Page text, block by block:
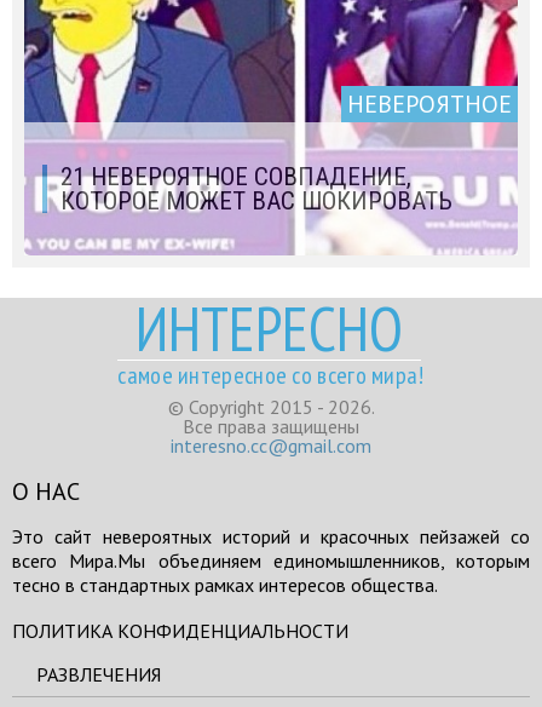
НЕВЕРОЯТНОЕ
21 НЕВЕРОЯТНОЕ СОВПАДЕНИЕ,
КОТОРОЕ МОЖЕТ ВАС ШОКИРОВАТЬ
ИНТЕРЕСНО
самое интересное со всего мира!
© Copyright 2015 - 2026.
Все права защищены
interesno.cc@gmail.com
О НАС
Это сайт невероятных историй и красочных пейзажей со
всего Мира.Мы объединяем единомышленников, которым
тесно в стандартных рамках интересов общества.
ПОЛИТИКА КОНФИДЕНЦИАЛЬНОСТИ
РАЗВЛЕЧЕНИЯ